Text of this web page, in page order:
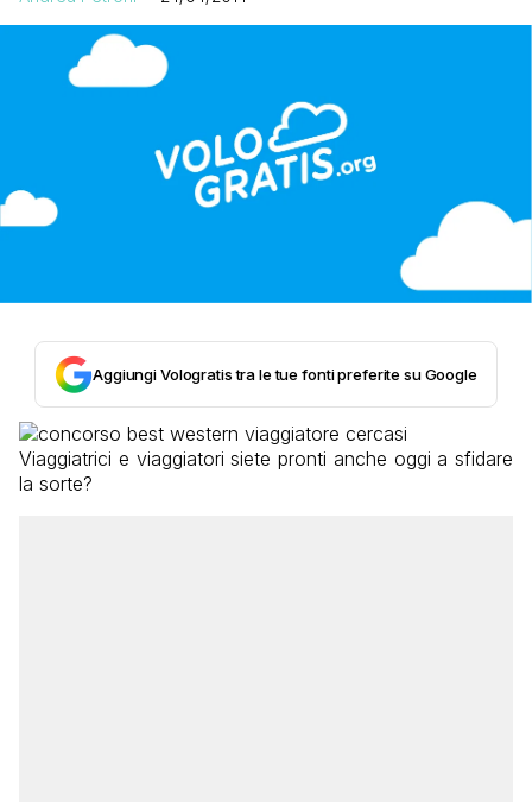
Aggiungi Vologratis tra le tue fonti preferite su Google
Viaggiatrici e viaggiatori siete pronti anche oggi a sfidare
la sorte?